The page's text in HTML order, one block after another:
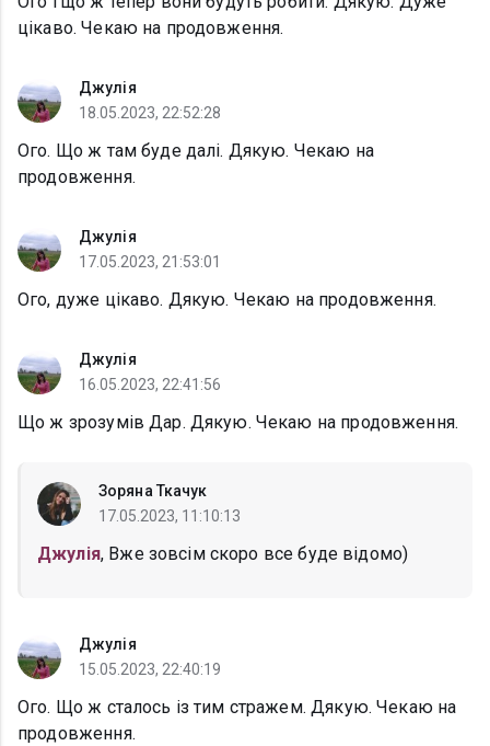
цікаво. Чекаю на продовження.
Джулія
18.05.2023, 22:52:28
Ого. Що ж там буде далі. Дякую. Чекаю на
продовження.
Джулія
17.05.2023, 21:53:01
Ого, дуже цікаво. Дякую. Чекаю на продовження.
Джулія
16.05.2023, 22:41:56
Що ж зрозумів Дар. Дякую. Чекаю на продовження.
Зоряна Ткачук
17.05.2023, 11:10:13
Джулія, Вже зовсім скоро все буде відомо)
Джулія
15.05.2023, 22:40:19
Ого. Що ж сталось із тим стражем. Дякую. Чекаю на
продовження.